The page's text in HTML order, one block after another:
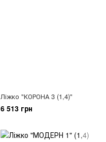
Ліжко "КОРОНА 3 (1,4)"
6 513 грн